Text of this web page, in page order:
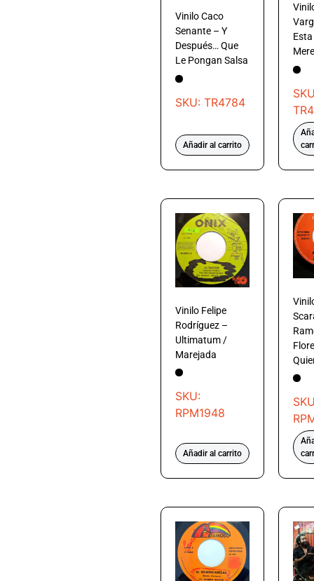
Vinilo Caco
Senante – Y
Después… Que
Le Pongan Salsa
SKU: TR4784
Añadir al carrito
Esta
Vinilo Felipe
Rodríguez –
Ultimatum /
Marejada
SKU:
RPM1948
Añadir al carrito